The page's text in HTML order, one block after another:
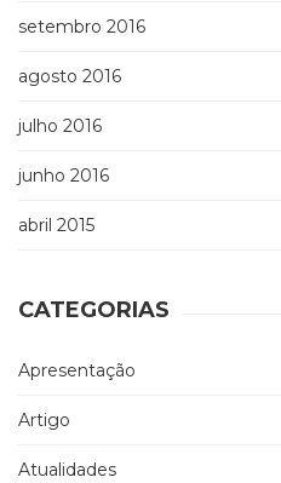
setembro 2016
agosto 2016
julho 2016
junho 2016
abril 2015
CATEGORIAS
Apresentação
Artigo
Atualidades